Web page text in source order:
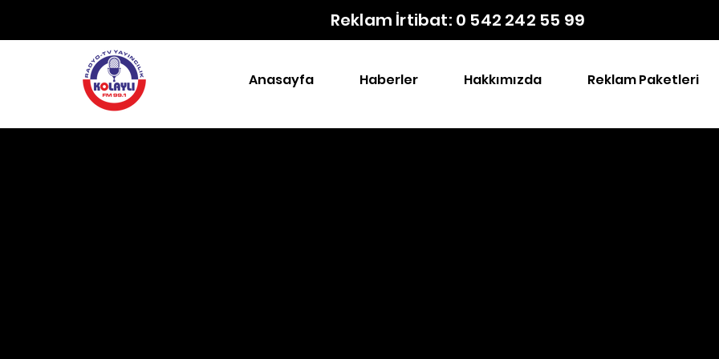
Reklam İrtibat: 0 542 242 55 99
Anasayfa Haberler Hakkımızda Reklam Paketleri